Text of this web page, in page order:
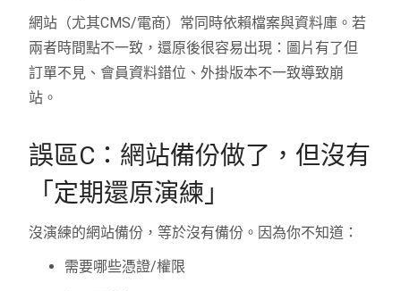
網站（尤其CMS/電商）常同時依賴檔案與資料庫。若
兩者時間點不一致，還原後很容易出現：圖片有了但
訂單不見、會員資料錯位、外掛版本不一致導致崩
站。
誤區C：網站備份做了，但沒有
「定期還原演練」
沒演練的網站備份，等於沒有備份。因為你不知道：
需要哪些憑證/權限